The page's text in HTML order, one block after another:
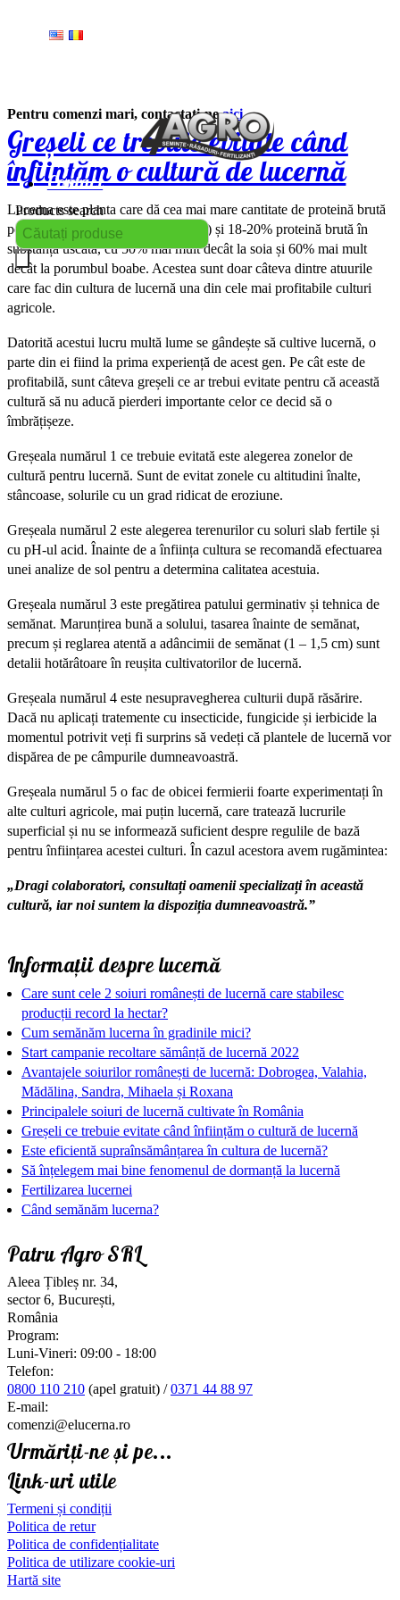
Contact
Products search
Pentru comenzi mari, contactați-neaici.
Greșeli ce trebuie evitate când
înființăm o cultură de lucernă
Lucerna este planta care dă cea mai mare cantitate de proteină brută
pe unitatea de suprafață (1980kg/ha) și 18-20% proteină brută în
substanță uscată, cu 50% mai mult decât la soia și 60% mai mult
decât la porumbul boabe. Acestea sunt doar câteva dintre atuurile
care fac din cultura de lucernă una din cele mai profitabile culturi
agricole.
Datorită acestui lucru multă lume se gândește să cultive lucernă, o
parte din ei fiind la prima experiență de acest gen. Pe cât este de
profitabilă, sunt câteva greșeli ce ar trebui evitate pentru că această
cultură să nu aducă pierderi importante celor ce decid să o
îmbrățișeze.
Greșeala numărul 1 ce trebuie evitată este alegerea zonelor de
cultură pentru lucernă. Sunt de evitat zonele cu altitudini înalte,
stâncoase, solurile cu un grad ridicat de eroziune.
Greșeala numărul 2 este alegerea terenurilor cu soluri slab fertile și
cu pH-ul acid. Înainte de a înființa cultura se recomandă efectuarea
unei analize de sol pentru a determina calitatea acestuia.
Greșeala numărul 3 este pregătirea patului germinativ și tehnica de
semănat. Marunțirea bună a solului, tasarea înainte de semănat,
precum și reglarea atentă a adâncimii de semănat (1 – 1,5 cm) sunt
detalii hotărâtoare în reușita cultivatorilor de lucernă.
Greșeala numărul 4 este nesupravegherea culturii după răsărire.
Dacă nu aplicați tratemente cu insecticide, fungicide și ierbicide la
momentul potrivit veți fi surprins să vedeți că plantele de lucernă vor
dispărea de pe câmpurile dumneavoastră.
Greșeala numărul 5 o fac de obicei fermierii foarte experimentați în
alte culturi agricole, mai puțin lucernă, care tratează lucrurile
superficial și nu se informează suficient despre regulile de bază
pentru înființarea acestei culturi. În cazul acestora avem rugămintea:
„Dragi colaboratori, consultați oamenii specializați în această
cultură, iar noi suntem la dispoziția dumneavoastră.”
Informații despre lucernă
Care sunt cele 2 soiuri românești de lucernă care stabilesc
producții record la hectar?
Cum semănăm lucerna în gradinile mici?
Start campanie recoltare sămânță de lucernă 2022
Avantajele soiurilor românești de lucernă: Dobrogea, Valahia,
Mădălina, Sandra, Mihaela și Roxana
Principalele soiuri de lucernă cultivate în România
Greșeli ce trebuie evitate când înființăm o cultură de lucernă
Este eficientă supraînsămânțarea în cultura de lucernă?
Să înțelegem mai bine fenomenul de dormanță la lucernă
Fertilizarea lucernei
Când semănăm lucerna?
Patru Agro SRL
Aleea Țibleș nr. 34,
sector 6, București,
România
Program:
Luni-Vineri: 09:00 - 18:00
Telefon:
0800 110 210 (apel gratuit) /0371 44 88 97
E-mail:
comenzi@elucerna.ro
Urmăriți-ne și pe...
Link-uri utile
Termeni și condiții
Politica de retur
Politica de confidențialitate
Politica de utilizare cookie-uri
Hartă site